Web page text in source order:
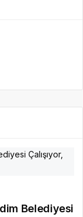
Belediyesi